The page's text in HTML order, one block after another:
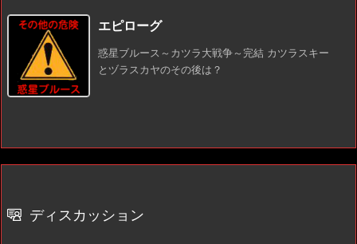
エピローグ
惑星ブルース～カツラ大戦争～完結 カツラスキー
とヅラスカヤのその後は？
ディスカッション